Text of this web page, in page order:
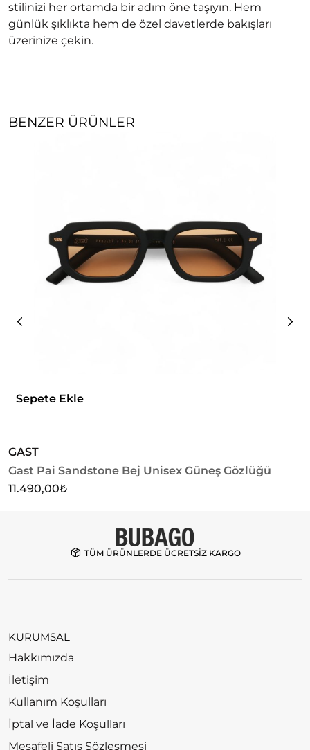
stilinizi her ortamda bir adım öne taşıyın. Hem
günlük şıklıkta hem de özel davetlerde bakışları
üzerinize çekin.
BENZER ÜRÜNLER
Sepete Ekle
GAST
Gast Pai Sandstone Bej Unisex Güneş Gözlüğü
11.490,00₺
TÜM ÜRÜNLERDE ÜCRETSİZ KARGO
KURUMSAL
Hakkımızda
İletişim
Kullanım Koşulları
İptal ve İade Koşulları
Mesafeli Satış Sözleşmesi